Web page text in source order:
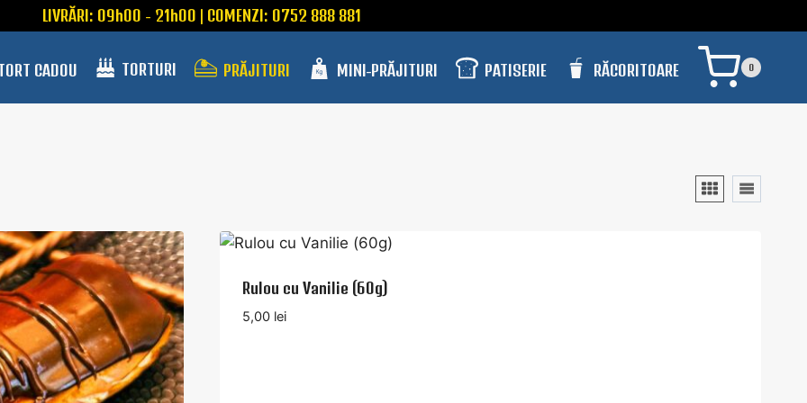
LIVRĂRI: 09h00 - 21h00 | COMENZI: 0752 888 881
CADOU TORTURI PRĂJITURI MINI-PRĂJITURI PATISERIE RĂCORITOARE 0
Rulou cu Vanilie (60g)
5,00 lei